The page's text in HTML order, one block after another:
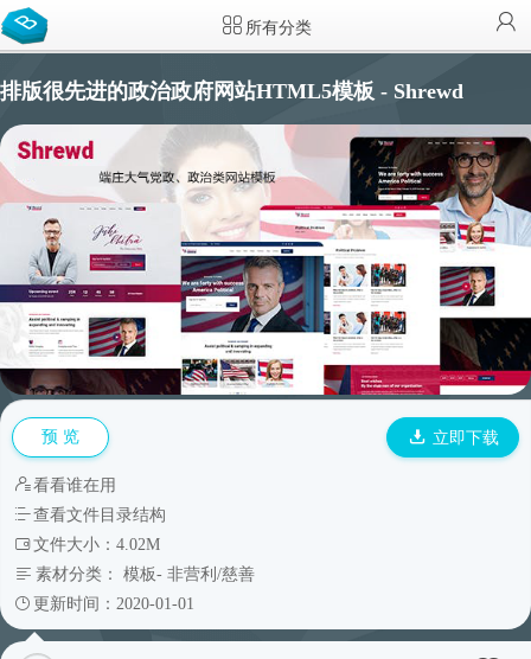
所有分类
排版很先进的政治政府网站HTML5模板 - Shrewd
预 览 立即下载
看看谁在用
查看文件目录结构
文件大小：4.02M
素材分类： 模板- 非营利/慈善
更新时间：2020-01-01